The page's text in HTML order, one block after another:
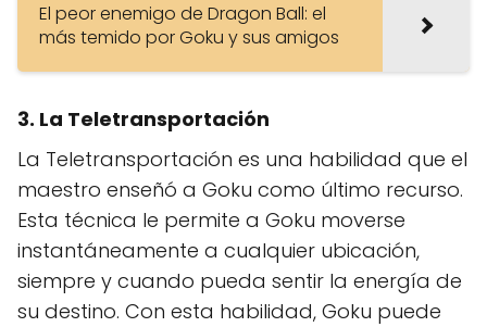
El peor enemigo de Dragon Ball: el
más temido por Goku y sus amigos
3. La Teletransportación
La Teletransportación es una habilidad que el
maestro enseñó a Goku como último recurso.
Esta técnica le permite a Goku moverse
instantáneamente a cualquier ubicación,
siempre y cuando pueda sentir la energía de
su destino. Con esta habilidad, Goku puede